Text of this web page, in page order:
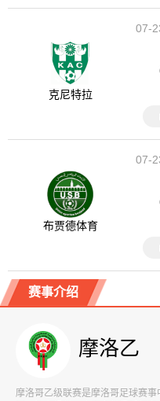
07-
克尼特拉
07-
布贾德体育
赛事介绍
摩洛乙
摩洛哥乙级联赛是摩洛哥足球赛